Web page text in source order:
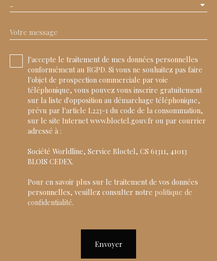
-
Votre message
J'accepte le traitement de mes données personnelles
conformément au RGPD. Si vous ne souhaitez pas faire
l'objet de prospection commerciale par voie
téléphonique, vous pouvez vous inscrire gratuitement
sur la liste d'opposition au démarchage téléphonique,
prévu par l'article L223-1 du code de la consommation,
sur le site Internet www.bloctel.gouv.fr ou par courrier
adressé à :
Société Worldline, Service Bloctel, CS 61311, 41013
BLOIS CEDEX.
Pour en savoir plus sur le traitement de vos données
personnelles, veuillez consulter notre politique de
confidentialité.
Envoyer